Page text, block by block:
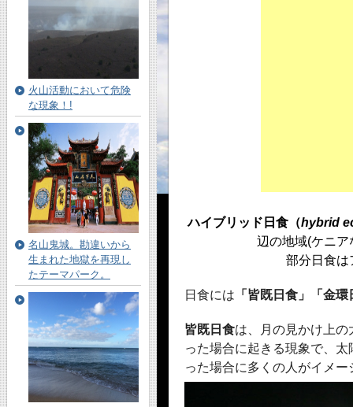
ハイブリッド日食（hybrid
辺の地域(ケニ
部分日食は
日食には 「皆既日食」「金
皆既日食は、月の見かけ上
った場合に起きる現象で、
った場合に多くの人がイメ
火山活動において危険
な現象！!
名山鬼城。勘違いから
生まれた地獄を再現し
たテーマパーク。